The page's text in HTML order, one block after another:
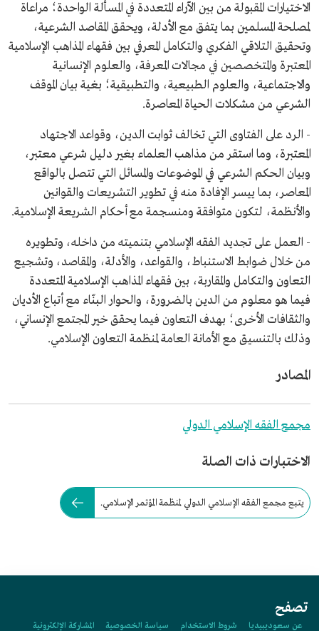
الاختيارات المقبولة من بين الآراء المتعددة في المسألة الواحدة؛ مراعاة
لمصلحة المسلمين بما يتفق مع الأدلة، ويحقق المقاصد الشرعية،
وتحقيق التلاقي الفكري والتكامل المعرفي بين فقهاء المذاهب الإسلامية
المعتبرة والمتخصصين في مجالات المعرفة، والعلوم الإنسانية
والاجتماعية، والعلوم الطبيعية، والتطبيقية؛ بغية بيان الموقف
الشرعي من مشكلات الحياة المعاصرة.
- الرد على الفتاوى التي تخالف ثوابت الدين، وقواعد الاجتهاد
المعتبرة، وما استقر من مذاهب العلماء بغير دليل شرعي معتبر،
وبيان الحكم الشرعي في الموضوعات والمسائل التي تتصل بالواقع
المعاصر، بما ييسر الإفادة منه في تطوير التشريعات والقوانين
والأنظمة، لتكون متوافقة ومنسجمة مع أحكام الشريعة الإسلامية.
- العمل على تجديد الفقه الإسلامي بتنميته من داخله، وتطويره
من خلال ضوابط الاستنباط، والقواعد، والأدلة، والمقاصد، وتشجيع
التعاون والتكامل والمقاربة، بين فقهاء المذاهب الإسلامية المتعددة
فيما هو معلوم من الدين بالضرورة، والحوار البنّاء مع أتباع الأديان
والثقافات الأخرى؛ بهدف التعاون فيما يحقق خير المجتمع الإنساني،
وذلك بالتنسيق مع الأمانة العامة لمنظمة التعاون الإسلامي.
المصادر
مجمع الفقه الإسلامي الدولي
الاختبارات ذات الصلة
يتبع مجمع الفقه الإسلامي الدولي لمنظمة المؤتمر الإسلامي.
تصفح
عن سعوديبيديا شروط الاستخدام سياسة الخصوصية المشاركة الإلكترونية